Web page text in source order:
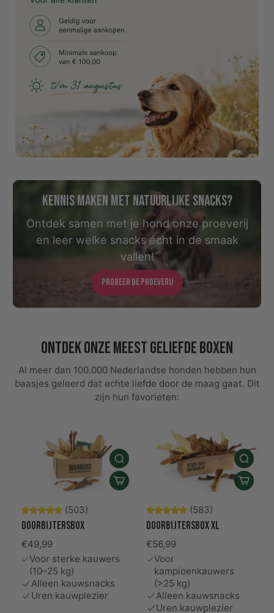
Kennis maken met natuurlijke snacks?
Ontdek samen met je hond onze proeverij
en leer welke snacks écht in de smaak
vallen!
Probeer de proeverij
Ontdek onze meest geliefde boxen
Al meer dan 100.000 Nederlandse honden hebben hun
baasjes geleerd dat echte liefde door de maag gaat. Dit
zijn hun favorieten:
(503)
Doorbijtersbox
€49,99
Voor sterke kauwers
(10–25 kg)
Alleen kauwsnacks
Uren kauwplezier
(583)
Doorbijtersbox XL
€56,99
Voor
kampioenkauwers
(>25 kg)
Alleen kauwsnacks
Uren kauwplezier